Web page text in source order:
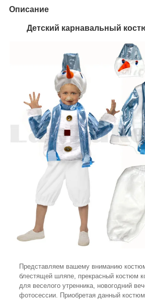
Описание
Детский карнавальный
Представляем вашему вниманию
блестящей шляпе, прекрасный костюм
для веселого утренника, новогодний
фотосессии. Приобретая данный